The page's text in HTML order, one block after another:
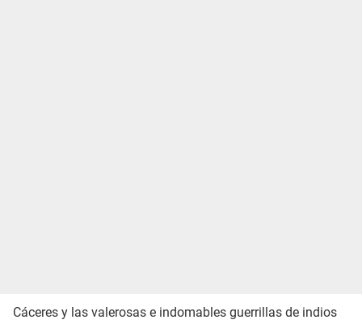
Cáceres y las valerosas e indomables guerrillas de indios